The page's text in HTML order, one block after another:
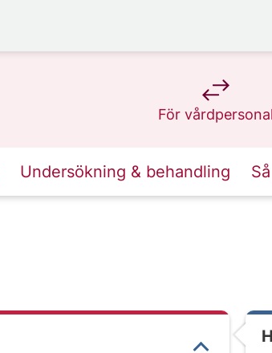
För vårdpersonal
på 1177.se
Undersökning & behandling